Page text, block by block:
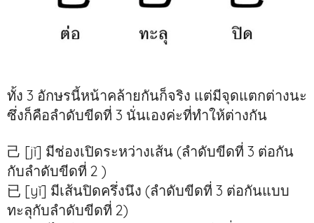
ทั้ง 3 อักษรนี้หน้าคล้ายกันก็จริง แต่มีจุดแตกต่างนะ
ซึ่งก็คือลำดับขีดที่ 3 นั่นเองค่ะที่ทำให้ต่างกัน
己 [jǐ] มีช่องเปิดระหว่างเส้น (ลำดับขีดที่ 3 ต่อกัน
กับลำดับขีดที่ 2 )
已 [yǐ] มีเส้นปิดครึ่งนึง (ลำดับขีดที่ 3 ต่อกันแบบ
ทะลุกับลำดับขีดที่ 2)